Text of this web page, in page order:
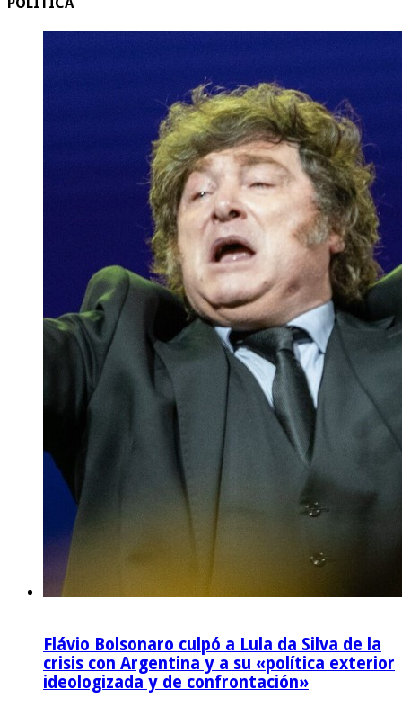
Flávio Bolsonaro culpó a Lula da Silva de la
crisis con Argentina y a su «política exterior
ideologizada y de confrontación»